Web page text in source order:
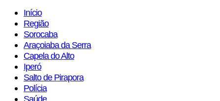
Início
Região
Sorocaba
Araçoiaba da Serra
Capela do Alto
Iperó
Salto de Pirapora
Polícia